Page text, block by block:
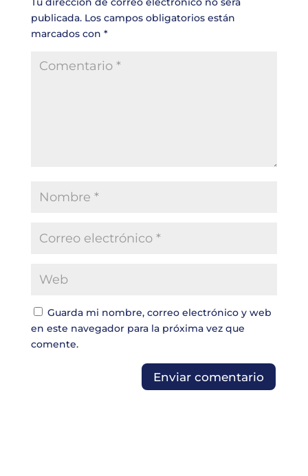
publicada. Los campos obligatorios están
marcados con *
Guarda mi nombre, correo electrónico y web
en este navegador para la próxima vez que
comente.